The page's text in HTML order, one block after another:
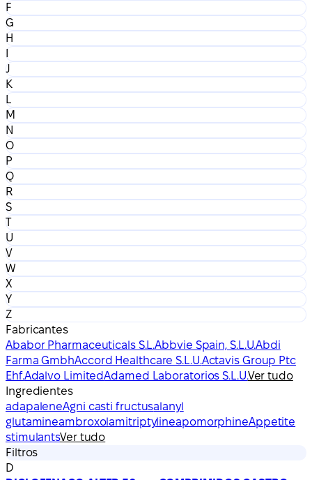
F
G
H
I
J
K
L
M
N
O
P
Q
R
S
T
U
V
W
X
Y
Z
Fabricantes
Ababor Pharmaceuticals S.L.Abbvie Spain, S.L.U.Abdi
Farma GmbhAccord Healthcare S.L.U.Actavis Group Ptc
Ehf.Adalvo LimitedAdamed Laboratorios S.L.U.Ver tudo
Ingredientes
adapaleneAgni casti fructusalanyl
glutamineambroxolamitriptylineapomorphineAppetite
stimulantsVer tudo
Filtros
D